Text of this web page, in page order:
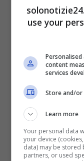
perfetta
innoccente
use your
content
services
Store and/or
Learn more
Your personal data
your device
data) may be stored
partners, or used